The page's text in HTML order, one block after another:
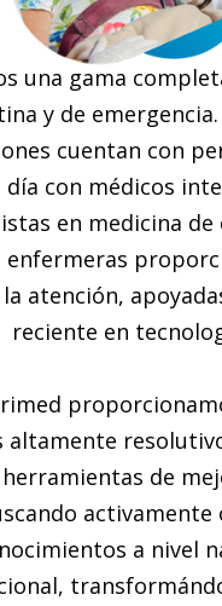
una gama
y de
cuentan con
día con médicos
en medicina de
enfermeras
atención,
reciente en
altamente
de
a nivel